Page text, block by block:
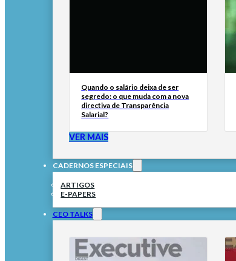
Quando o salário deixa de ser
segredo: o que muda com a nova
directiva de Transparência
Salarial?
VER MAIS
CADERNOS ESPECIAIS
ARTIGOS
E-PAPERS
CEO TALKS